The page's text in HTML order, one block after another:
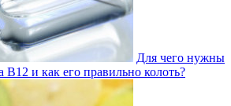
Для чего нужны
В12 и как его правильно колоть?